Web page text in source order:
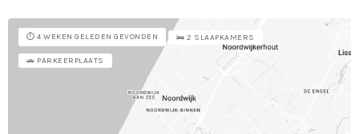
⏱️ 4 WEKEN GELEDEN GEVONDEN 🛌 2 SLAAPKAMERS
🚗 PARKEERPLAATS